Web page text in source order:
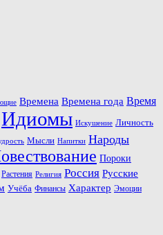
Времена Времена года Время
Идиомы Искушение Личность
Мысли Напитки Народы
Пороки
Растения Религия Россия Русские
Учёба Финансы Характер Эмоции